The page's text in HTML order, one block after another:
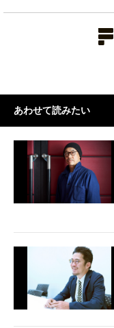
あわせて読みたい